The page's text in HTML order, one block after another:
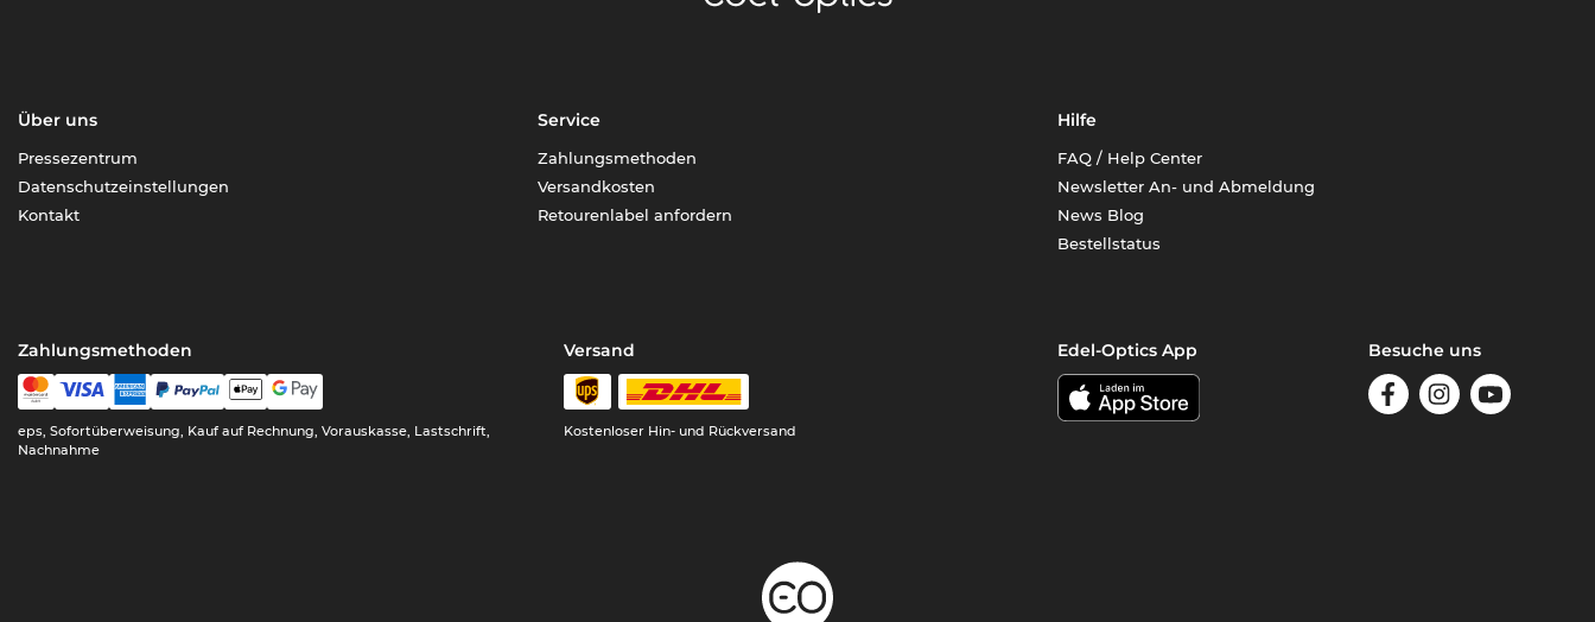
Über uns
Pressezentrum
Datenschutzeinstellungen
Kontakt
Service
Zahlungsmethoden
Versandkosten
Retourenlabel anfordern
Hilfe
FAQ / Help Center
Newsletter An- und Abmeldung
News Blog
Bestellstatus
Zahlungsmethoden
eps, Sofortüberweisung, Kauf auf Rechnung, Vorauskasse, Lastschrift,
Nachnahme
Versand
Kostenloser Hin- und Rückversand
Edel-Optics App Besuche uns